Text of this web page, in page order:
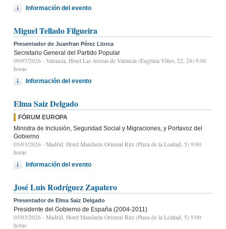
Información del evento
Miguel Tellado Filgueira
Presentador de Juanfran Pérez Llorca
Secretario General del Partido Popular
09/07/2026 - Valencia, Hotel Las Arenas de Valencia (Eugènia Viñes, 22, 24) 9.00
horas
Información del evento
Elma Saiz Delgado
FÓRUM EUROPA
Ministra de Inclusión, Seguridad Social y Migraciones, y Portavoz del
Gobierno
05/03/2026 - Madrid, Hotel Mandarin Oriental Ritz (Plaza de la Lealtad, 5) 9:00
horas
Información del evento
José Luis Rodríguez Zapatero
Presentador de Elma Saiz Delgado
Presidente del Gobierno de España (2004-2011)
05/03/2026 - Madrid, Hotel Mandarin Oriental Ritz (Plaza de la Lealtad, 5) 9:00
horas